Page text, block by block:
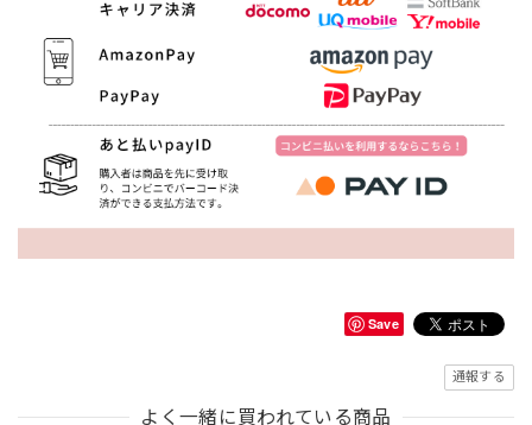
Save
通報する
よく一緒に買われている商品